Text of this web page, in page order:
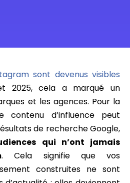
sont devenus visibles
2025, cela a marqué un
et les agences. Pour la
contenu d’influence peut
de recherche Google,
qui n’ont jamais
. Cela signifie que vos
construites ne sont